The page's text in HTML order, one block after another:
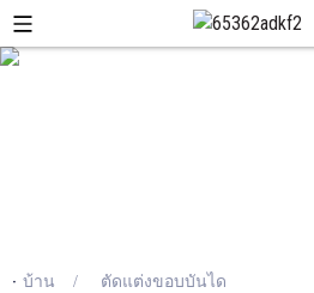
- บ้าน ตัดแต่งขอบบันได